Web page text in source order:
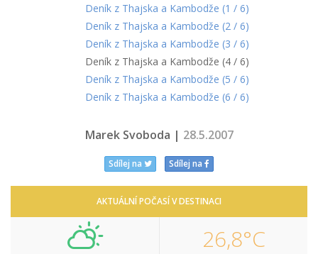
Deník z Thajska a Kambodže (1 / 6)
Deník z Thajska a Kambodže (2 / 6)
Deník z Thajska a Kambodže (3 / 6)
Deník z Thajska a Kambodže (4 / 6)
Deník z Thajska a Kambodže (5 / 6)
Deník z Thajska a Kambodže (6 / 6)
Marek Svoboda | 28.5.2007
Sdílej na Sdílej na
AKTUÁLNÍ POČASÍ V DESTINACI
26,8°C